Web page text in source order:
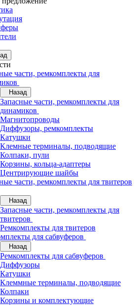
части, ремкомплекты для
Назад
Запасные части, ремкомплекты для
динамиков
Магнитопроводы
Диффузоры, ремкомплекты
Катушки
Клемные терминалы, подводящие
Колпаки, пули
Корзины, кольца-адаптеры
Центрирующие шайбы
части, ремкомплекты для твитеров
Назад
Запасные части, ремкомплекты для
твитеров
Ремкомплекты для твитеров
для сабвуферов
Назад
Ремкомплекты для сабвуферов
Диффузоры
Катушки
Клеммные терминалы, подводящие
Колпаки
Корзины и комплектующие